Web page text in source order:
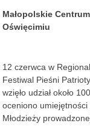
Małopolskie
Oświęcimiu
12 czerwca w
Festiwal Pieśni
wzięło udział około
oceniono
Młodzieży